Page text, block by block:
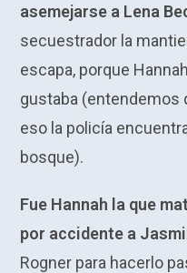
asemejarse a Lena
secuestrador la
escapa, porque
gustaba (entendemos
eso la policía
bosque).
Fue Hannah la que
por accidente a
Rogner para hacerlo